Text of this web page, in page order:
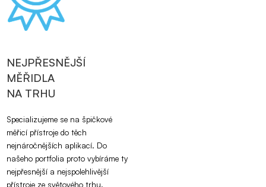
NEJPŘESNĚJŠÍ
MĚŘIDLA
NA TRHU
Specializujeme se na špičkové
měřicí přístroje do těch
nejnáročnějších aplikací. Do
našeho portfolia proto vybíráme ty
nejpřesnější a nejspolehlivější
přístroje ze světového trhu.